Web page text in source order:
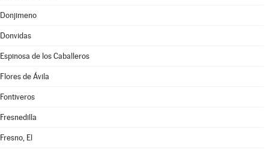
Donjimeno
Donvidas
Espinosa de los Caballeros
Flores de Ávila
Fontiveros
Fresnedilla
Fresno, El